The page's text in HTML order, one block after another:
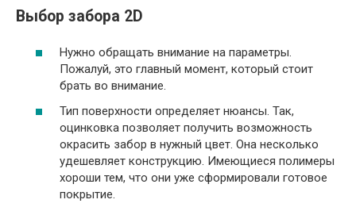
Выбор забора 2D
Нужно обращать внимание на параметры.
Пожалуй, это главный момент, который стоит
брать во внимание.
Тип поверхности определяет нюансы. Так,
оцинковка позволяет получить возможность
окрасить забор в нужный цвет. Она несколько
удешевляет конструкцию. Имеющиеся полимеры
хороши тем, что они уже сформировали готовое
покрытие.